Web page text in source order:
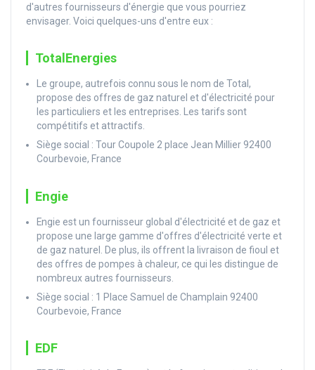
d'autres fournisseurs d'énergie que vous pourriez
envisager. Voici quelques-uns d'entre eux :
TotalEnergies
Le groupe, autrefois connu sous le nom de Total,
propose des offres de gaz naturel et d'électricité pour
les particuliers et les entreprises. Les tarifs sont
compétitifs et attractifs.
Siège social : Tour Coupole 2 place Jean Millier 92400
Courbevoie, France
Engie
Engie est un fournisseur global d'électricité et de gaz et
propose une large gamme d'offres d'électricité verte et
de gaz naturel. De plus, ils offrent la livraison de fioul et
des offres de pompes à chaleur, ce qui les distingue de
nombreux autres fournisseurs.
Siège social : 1 Place Samuel de Champlain 92400
Courbevoie, France
EDF